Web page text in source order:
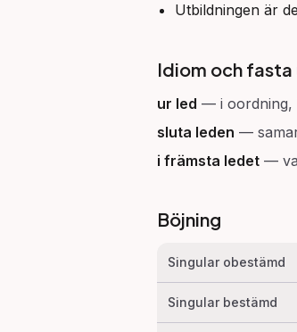
Utbildningen är
Idiom och
ur led — i oordning,
sluta leden —
i främsta ledet —
Böjning
Singular obestämd
Singular bestämd